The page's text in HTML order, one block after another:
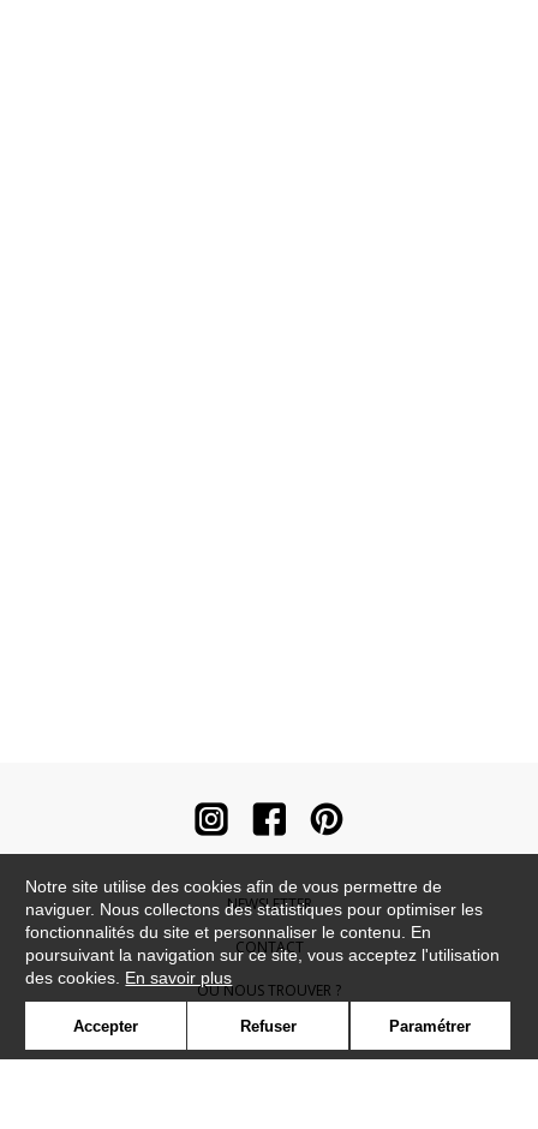
NEWSLETTER
CONTACT
OÙ NOUS TROUVER ?
CONTRACT
Notre site utilise des cookies afin de vous permettre de
naviguer. Nous collectons des statistiques pour optimiser les
fonctionnalités du site et personnaliser le contenu. En
poursuivant la navigation sur ce site, vous acceptez l'utilisation
des cookies. En savoir plus
Accepter Refuser Paramétrer